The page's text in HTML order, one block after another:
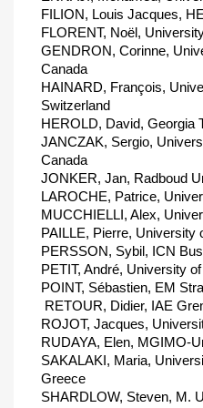
FILION, Louis Jacques,
FLORENT, Noël,
GENDRON, Corinne,
Canada
HAINARD, François,
Switzerland
HEROLD, David, Georgia
JANCZAK, Sergio,
Canada
JONKER, Jan, Radboud
LAROCHE, Patrice,
MUCCHIELLI, Alex,
PAILLE, Pierre, University
PERSSON, Sybil, ICN
PETIT, André, University
POINT, Sébastien, EM
 RETOUR, Didier, IAE
ROJOT, Jacques,
RUDAYA, Elen, MGIMO-
SAKALAKI, Maria,
Greece
SHARDLOW, Steven, M.